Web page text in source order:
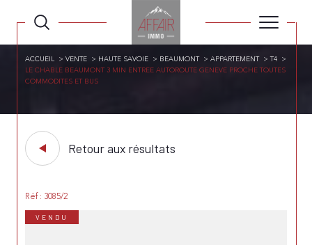
ACCUEIL VENTE HAUTE SAVOIE BEAUMONT APPARTEMENT
T4
LE CHABLE BEAUMONT 3 MIN ENTREE AUTOROUTE GENEVE PROCHE TOUTES
COMMODITES ET BUS
Retour aux résultats
Réf : 3085/2
VENDU